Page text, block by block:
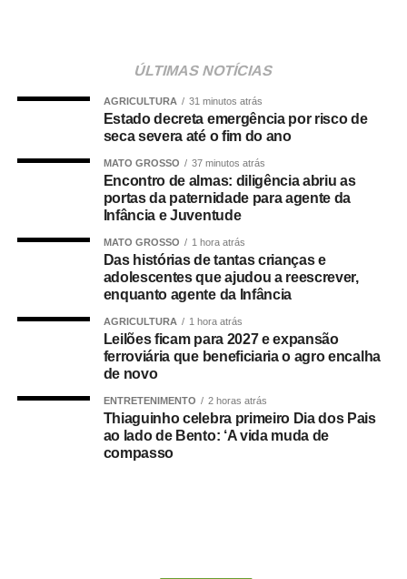
, de autoria do deputado Guilherme Derrite (PP-
ano, com parecer favorável do senador Nelsinho Trad
Agência Senado (Reprodução autorizada mediante
citação da Agência Senado)
COMENTE ABAIXO:
WhatsApp
Facebook
Twitter
Messenger
LinkedIn
Share
ÚLTIMAS NOTÍCIAS
AGRICULTURA 31 minutos atrás
Estado decreta emergência por risco de
seca severa até o fim do ano
MATO GROSSO 37 minutos atrás
Encontro de almas: diligência abriu as
portas da paternidade para agente da
Infância e Juventude
MATO GROSSO 1 hora atrás
Das histórias de tantas crianças e
adolescentes que ajudou a reescrever,
enquanto agente da Infância
AGRICULTURA 1 hora atrás
Leilões ficam para 2027 e expansão
ferroviária que beneficiaria o agro encalha
de novo
ENTRETENIMENTO 2 horas atrás
Thiaguinho celebra primeiro Dia dos Pais
ao lado de Bento: ‘A vida muda de
compasso